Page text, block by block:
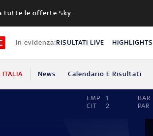
tutte le offerte Sky
In evidenza:RISULTATI LIVE HIGHLIGHTS
ITALIA News Calendario E Risultati
EMP
1
CIT
2
BAR
PAR